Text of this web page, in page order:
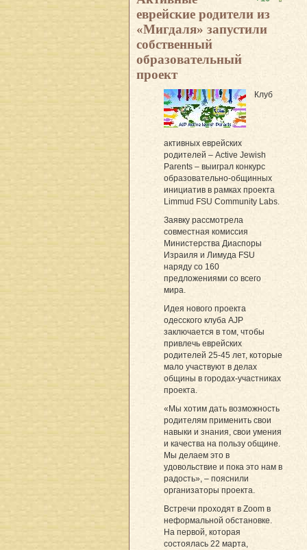
еврейские родители из
«Мигдаля» запустили
собственный
образовательный
проект
Клуб
активных еврейских
родителей – Active Jewish
Parents – выиграл конкурс
образовательно-общинных
инициатив в рамках проекта
Limmud FSU Community Labs.
Заявку рассмотрела
совместная комиссия
Министерства Диаспоры
Израиля и Лимуда FSU
наряду со 160
предложениями со всего
мира.
Идея нового проекта
одесского клуба AJP
заключается в том, чтобы
привлечь еврейских
родителей 25-45 лет, которые
мало участвуют в делах
общины в городах-участниках
проекта.
«Мы хотим дать возможность
родителям применить свои
навыки и знания, свои умения
и качества на пользу общине.
Мы делаем это в
удовольствие и пока это нам в
радость», – пояснили
организаторы проекта.
Встречи проходят в Zoom в
неформальной обстановке.
На первой, которая
состоялась 22 марта,